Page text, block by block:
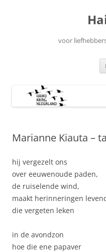
voor
Marianne Kiauta –
hij vergezelt ons
over eeuwenoude paden,
de ruiselende wind,
maakt herinneringen
die vergeten leken
in de avondzon
hoe die ene papaver